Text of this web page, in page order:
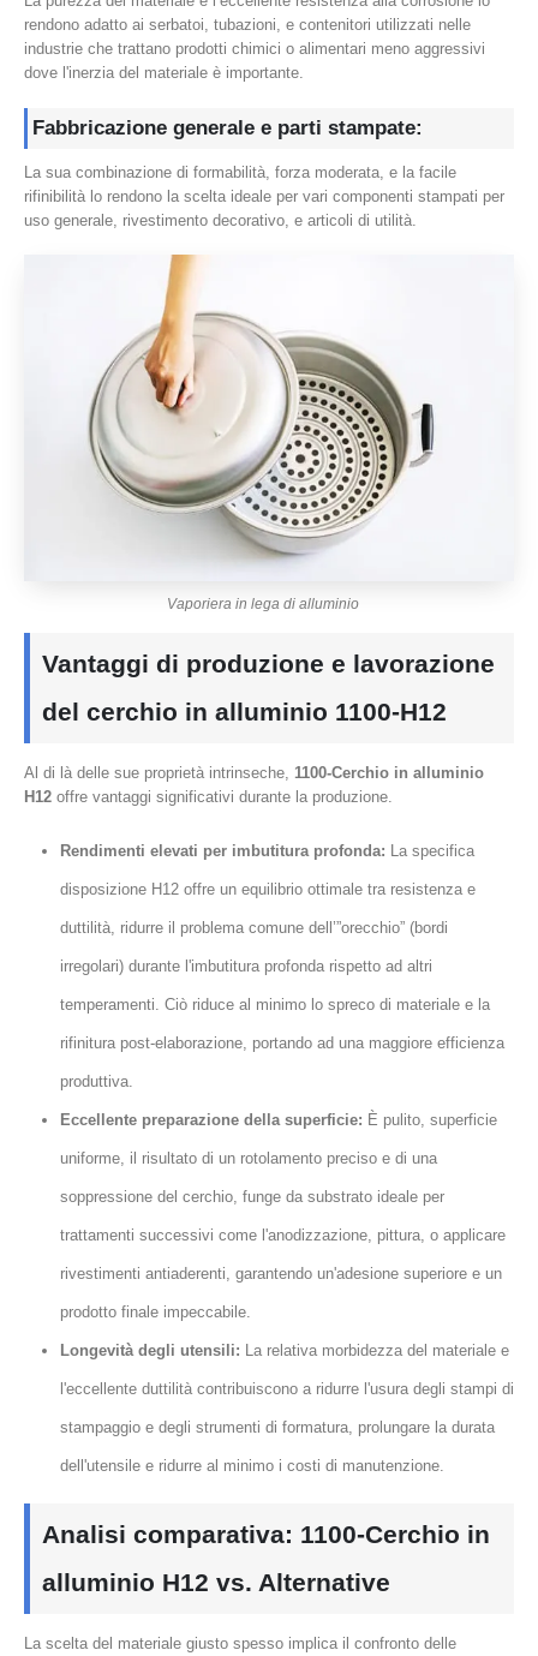
rendono adatto ai serbatoi, tubazioni, e contenitori utilizzati nelle
industrie che trattano prodotti chimici o alimentari meno aggressivi
dove l'inerzia del materiale è importante.
Fabbricazione generale e parti stampate:
La sua combinazione di formabilità, forza moderata, e la facile
rifinibilità lo rendono la scelta ideale per vari componenti stampati per
uso generale, rivestimento decorativo, e articoli di utilità.
Vaporiera in lega di alluminio
Vantaggi di produzione e lavorazione
del cerchio in alluminio 1100-H12
Al di là delle sue proprietà intrinseche, 1100-Cerchio in alluminio
H12 offre vantaggi significativi durante la produzione.
Rendimenti elevati per imbutitura profonda: La specifica
disposizione H12 offre un equilibrio ottimale tra resistenza e
duttilità, ridurre il problema comune dell’”orecchio” (bordi
irregolari) durante l'imbutitura profonda rispetto ad altri
temperamenti. Ciò riduce al minimo lo spreco di materiale e la
rifinitura post-elaborazione, portando ad una maggiore efficienza
produttiva.
Eccellente preparazione della superficie: È pulito, superficie
uniforme, il risultato di un rotolamento preciso e di una
soppressione del cerchio, funge da substrato ideale per
trattamenti successivi come l'anodizzazione, pittura, o applicare
rivestimenti antiaderenti, garantendo un'adesione superiore e un
prodotto finale impeccabile.
Longevità degli utensili: La relativa morbidezza del materiale e
l'eccellente duttilità contribuiscono a ridurre l'usura degli stampi di
stampaggio e degli strumenti di formatura, prolungare la durata
dell'utensile e ridurre al minimo i costi di manutenzione.
Analisi comparativa: 1100-Cerchio in
alluminio H12 vs. Alternative
La scelta del materiale giusto spesso implica il confronto delle